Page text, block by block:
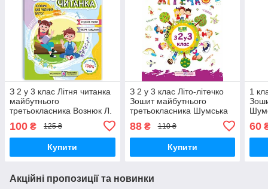
З 2 у 3 клас Літня читанка
майбутнього
третьокласника Вознюк Л.
100 ₴ 125 ₴
Купити
З 2 у 3 клас Літо-літечко
Зошит майбутнього
третьокласника Шумська
88₴ 110 ₴
Купити
1
60
Акційні пропозиції та новинки